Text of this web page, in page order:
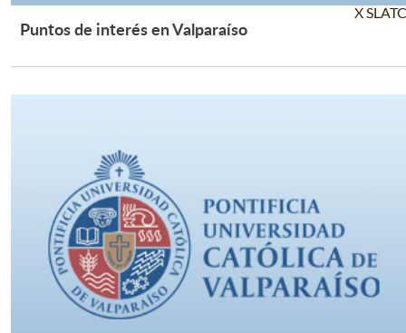
Puntos de interés en Valparaíso
X